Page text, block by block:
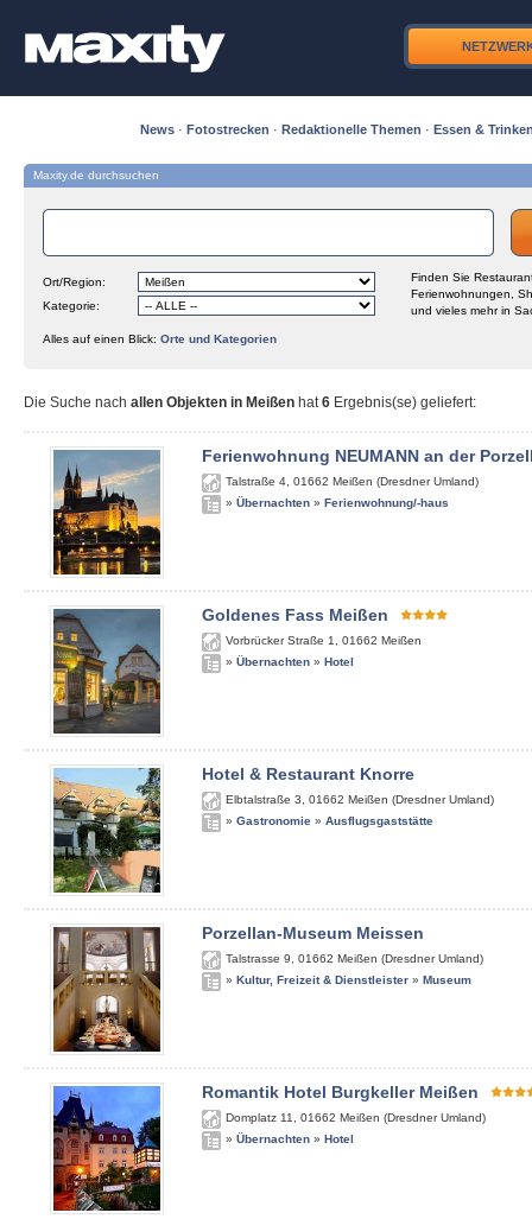
News · Fotostrecken · Redaktionelle Themen · Essen &
Maxity.de durchsuchen
Ort/Region:
Kategorie:
Finden Sie
Ferienwohnungen,
und vieles mehr in
Alles auf einen Blick: Orte und Kategorien
Die Suche nach allen Objekten in Meißen hat6 Ergebnis(se) geliefert:
Ferienwohnung NEUMANN an der
Talstraße 4 01662 Meißen (Dresdner Umland)
» Übernachten » Ferienwohnung/-haus
Goldenes Fass Meißen
Vorbrücker Straße 1 01662 Meißen
» Übernachten » Hotel
Hotel & Restaurant Knorre
Elbtalstraße 3 01662 Meißen (Dresdner Umland)
» Gastronomie » Ausflugsgaststätte
Porzellan-Museum Meissen
Talstrasse 9 01662 Meißen (Dresdner Umland)
» Kultur, Freizeit & Dienstleister » Museum
Romantik Hotel Burgkeller Meißen
Domplatz 11 01662 Meißen (Dresdner Umland)
» Übernachten » Hotel